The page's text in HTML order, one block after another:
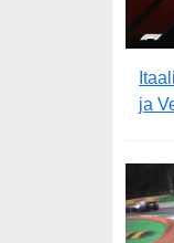
ja